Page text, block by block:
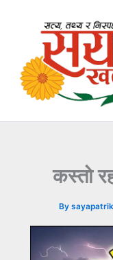
कस्तो
By